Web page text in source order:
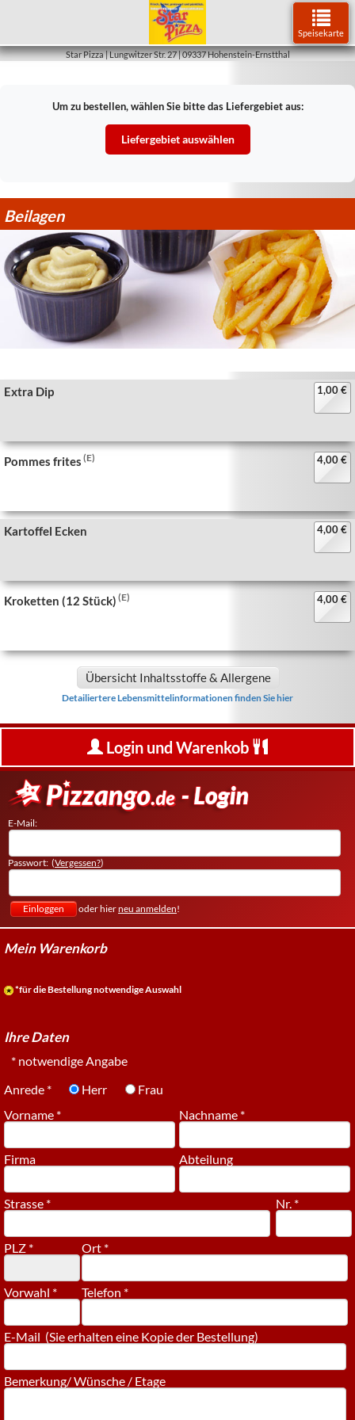
Klapp-
Speisekarte
Star Pizza | Lungwitzer Str. 27 | 09337 Hohenstein-Ernstthal
Um zu bestellen, wählen Sie bitte das Liefergebiet aus:
Liefergebiet auswählen
Beilagen
Extra Dip 1,00 €
Pommes frites (E) 4,00 €
Kartoffel Ecken 4,00 €
Kroketten (12 Stück) (E) 4,00 €
Übersicht Inhaltsstoffe & Allergene
Detailiertere Lebensmittelinformationen finden Sie hier
Login und Warenkob
E-Mail:
Passwort: (Vergessen?)
oder hierneu anmelden!
Mein Warenkorb
*für die Bestellung notwendige Auswahl
Ihre Daten
* notwendige Angabe
Anrede *
Herr
Frau
Vorname *
Nachname *
Firma Abteilung
Strasse * Nr. *
PLZ * Ort *
Vorwahl * Telefon *
E-Mail (Sie erhalten eine Kopie der Bestellung)
Bemerkung/ Wünsche / Etage